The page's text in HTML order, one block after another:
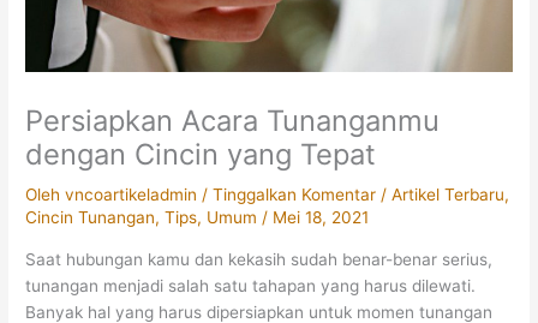
Persiapkan Acara Tunanganmu
dengan Cincin yang Tepat
Olehvncoartikeladmin /Tinggalkan Komentar /Artikel Terbaru,
Cincin Tunangan,Tips, Umum / Mei 18, 2021
Saat hubungan kamu dan kekasih sudah benar-benar serius,
tunangan menjadi salah satu tahapan yang harus dilewati.
Banyak hal yang harus dipersiapkan untuk momen tunangan